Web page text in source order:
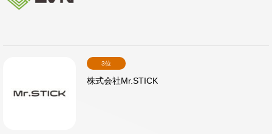
3位
株式会社Mr.STICK